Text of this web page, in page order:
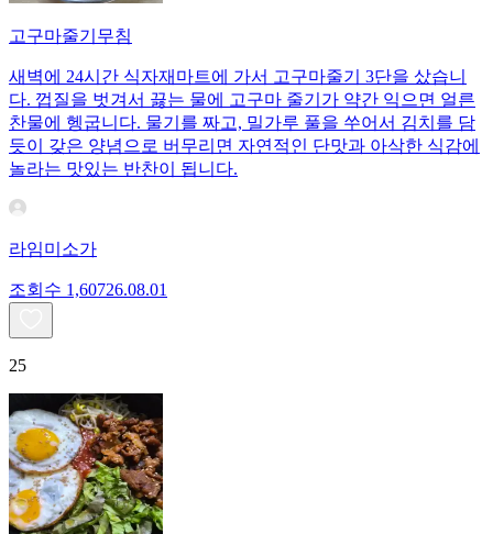
고구마줄기무침
새벽에 24시간 식자재마트에 가서 고구마줄기 3단을 샀습니
다. 껍질을 벗겨서 끓는 물에 고구마 줄기가 약간 익으면 얼른
찬물에 헹굽니다. 물기를 짜고, 밀가루 풀을 쑤어서 김치를 담
듯이 갖은 양념으로 버무리면 자연적인 단맛과 아삭한 식감에
놀라는 맛있는 반찬이 됩니다.
라임미소가
조회수 1,60726.08.01
25